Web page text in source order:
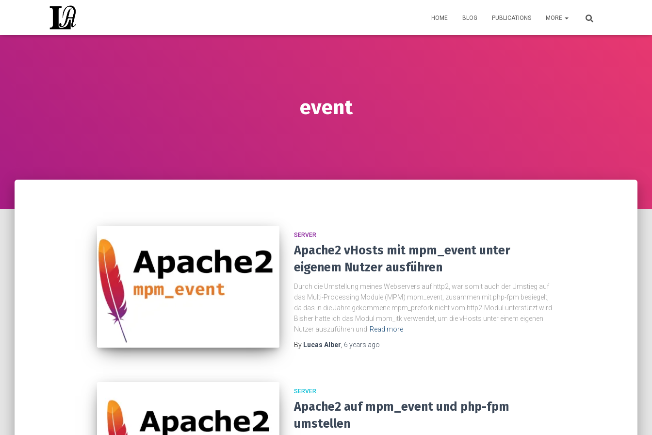
HOME BLOG PUBLICATIONS MORE
event
SERVER
Apache2 vHosts mit mpm_event unter
eigenem Nutzer ausführen
Durch die Umstellung meines Webservers auf http2, war somit auch der Umstieg auf
das Multi-Processing Module (MPM) mpm_event, zusammen mit php-fpm besiegelt,
da das in die Jahre gekommene mpm_prefork nicht vom http2-Modul unterstützt wird.
Bisher hatte ich das Modul mpm_itk verwendet, um die vHosts unter einem eigenen
Nutzer auszuführen und Read more
By Lucas Alber 6 years ago
SERVER
Apache2 auf mpm_event und php-fpm
umstellen